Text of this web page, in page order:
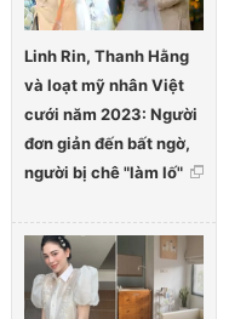
Linh Rin, Thanh Hằng
và loạt mỹ nhân Việt
cưới năm 2023: Người
đơn giản đến bất ngờ,
người bị chê "làm lố"